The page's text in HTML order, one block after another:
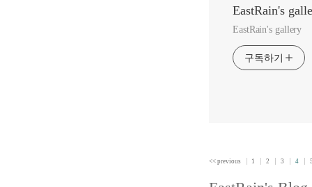
EastRain's
EastRain's gallery
구독하기
<< previous 1 2 3 4